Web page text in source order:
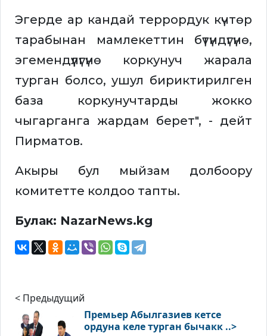
Эгерде ар кандай террордук күчтөр
тарабынан мамлекеттин бүтүндүгүнө,
эгемендүүлүгүнө коркунуч жарала
турган болсо, ушул бириктирилген
база коркунучтарды жокко
чыгарганга жардам берет", - дейт
Пирматов.
Акыры бул мыйзам долбоору
комитетте колдоо тапты.
Булак: NazarNews.kg
< Предыдущий
Премьер Абылгазиев кетсе
ордуна келе турган бычакк ..>